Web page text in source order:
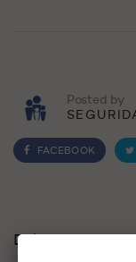
Posted by
FACEBOOK
Deja una